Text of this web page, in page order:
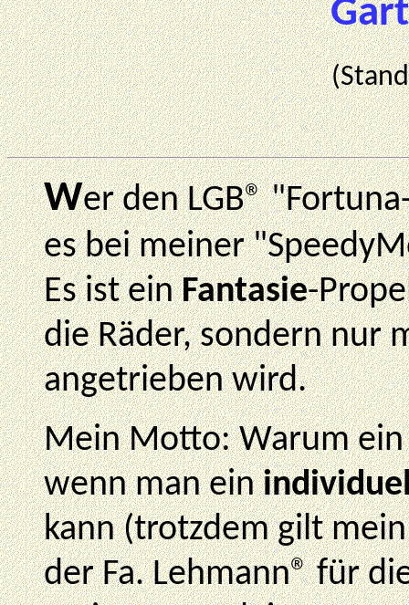
Wer den LGB®
es bei meiner
Es ist einFantasie-
die Räder, sondern nur
angetrieben wird.
Mein Motto: Warum
wenn man ein
kann (trotzdem gilt
der Fa. Lehmann® für